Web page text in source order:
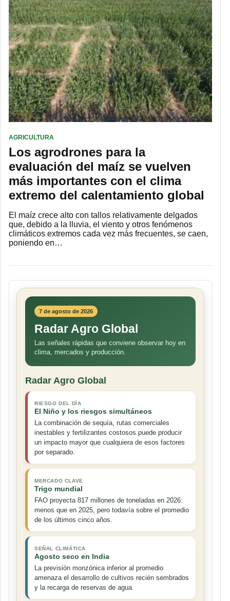
AGRICULTURA
Los agrodrones para la
evaluación del maíz se vuelven
más importantes con el clima
extremo del calentamiento global
El maíz crece alto con tallos relativamente delgados
que, debido a la lluvia, el viento y otros fenómenos
climáticos extremos cada vez más frecuentes, se caen,
poniendo en…
7 de agosto de 2026
Radar Agro Global
Las señales rápidas que conviene observar hoy en
clima, mercados y producción.
Radar Agro Global
RIESGO DEL DÍA
El Niño y los riesgos simultáneos
La combinación de sequía, rutas comerciales
inestables y fertilizantes costosos puede producir
un impacto mayor que cualquiera de esos factores
por separado.
MERCADO CLAVE
Trigo mundial
FAO proyecta 817 millones de toneladas en 2026:
menos que en 2025, pero todavía sobre el promedio
de los últimos cinco años.
SEÑAL CLIMÁTICA
Agosto seco en India
La previsión monzónica inferior al promedio
amenaza el desarrollo de cultivos recién sembrados
y la recarga de reservas de agua.